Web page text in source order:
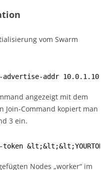
vom Swarm
addr 10.0.1.10
angezeigt mit dem
Join-Command kopiert man
3 ein.
Nodes „worker“ im